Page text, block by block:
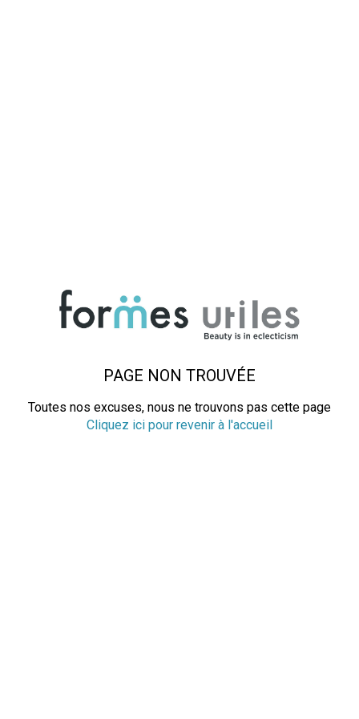
PAGE NON TROUVÉE
Toutes nos excuses, nous ne trouvons pas cette page
Cliquez ici pour revenir à l'accueil